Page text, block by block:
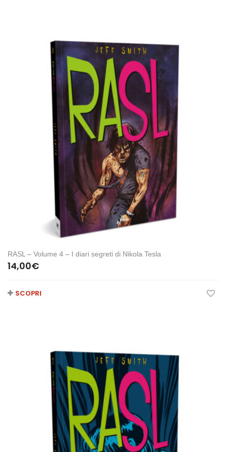
RASL – Volume 4 – I diari segreti di Nikola Tesla
14,00€
SCOPRI